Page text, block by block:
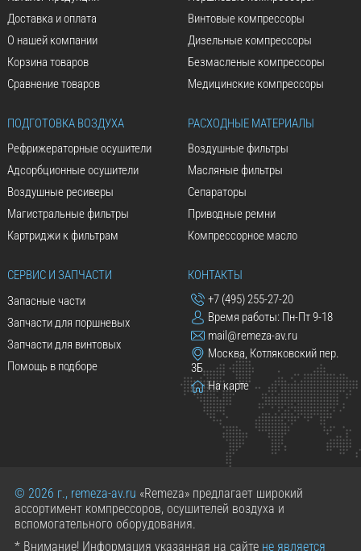
Доставка и оплата
О нашей компании
Корзина товаров
Сравнение товаров
Винтовые компрессоры
Дизельные компрессоры
Безмасленые компрессоры
Медицинские компрессоры
ПОДГОТОВКА ВОЗДУХА
Рефрижераторные осушители
Адсорбционные осушители
Воздушные ресиверы
Магистральные фильтры
Картриджи к фильтрам
РАСХОДНЫЕ МАТЕРИАЛЫ
Воздушные фильтры
Масляные фильтры
Сепараторы
Приводные ремни
Компрессорное масло
СЕРВИС И ЗАПЧАСТИ
Запасные части
Запчасти для поршневых
Запчасти для винтовых
Помощь в подборе
КОНТАКТЫ
+7 (495) 255-27-20
Время работы: Пн-Пт 9-18
mail@remeza-av.ru
Москва, Котляковский пер.
3Б
На карте
© 2026 г., remeza-av.ru «Remeza» предлагает широкий
ассортимент компрессоров, осушителей воздуха и
вспомогательного оборудования.
* Внимание! Информация указанная на сайте не является